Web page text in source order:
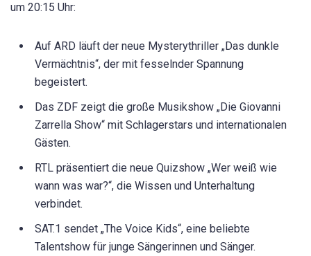
um 20:15 Uhr:
Auf ARD läuft der neue Mysterythriller „Das dunkle
Vermächtnis“, der mit fesselnder Spannung
begeistert.
Das ZDF zeigt die große Musikshow „Die Giovanni
Zarrella Show“ mit Schlagerstars und internationalen
Gästen.
RTL präsentiert die neue Quizshow „Wer weiß wie
wann was war?“, die Wissen und Unterhaltung
verbindet.
SAT.1 sendet „The Voice Kids“, eine beliebte
Talentshow für junge Sängerinnen und Sänger.